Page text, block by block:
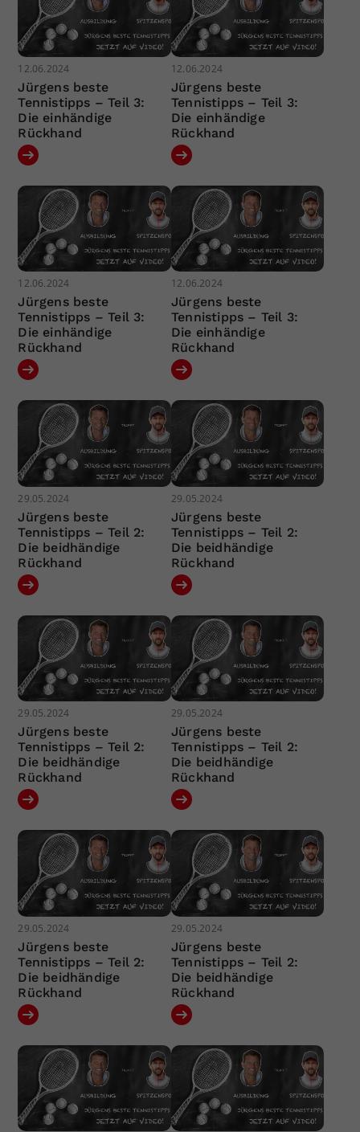
12.06.2024
Jürgens beste
Tennistipps – Teil 3:
Die einhändige
Rückhand
12.06.2024
Jürgens beste
Tennistipps – Teil 3:
Die einhändige
Rückhand
12.06.2024
Jürgens beste
Tennistipps – Teil 3:
Die einhändige
Rückhand
12.06.2024
Jürgens beste
Tennistipps – Teil 3:
Die einhändige
Rückhand
29.05.2024
Jürgens beste
Tennistipps – Teil 2:
Die beidhändige
Rückhand
29.05.2024
Jürgens beste
Tennistipps – Teil 2:
Die beidhändige
Rückhand
29.05.2024
Jürgens beste
Tennistipps – Teil 2:
Die beidhändige
Rückhand
29.05.2024
Jürgens beste
Tennistipps – Teil 2:
Die beidhändige
Rückhand
29.05.2024
Jürgens beste
Tennistipps – Teil 2:
Die beidhändige
Rückhand
29.05.2024
Jürgens beste
Tennistipps – Teil 2:
Die beidhändige
Rückhand